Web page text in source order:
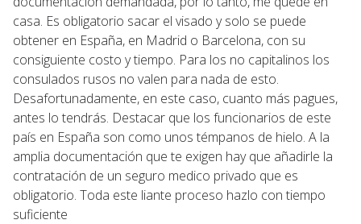
casa. Es obligatorio sacar el visado y solo se puede
obtener en España, en Madrid o Barcelona, con su
consiguiente costo y tiempo. Para los no capitalinos los
consulados rusos no valen para nada de esto.
Desafortunadamente, en este caso, cuanto más pagues,
antes lo tendrás. Destacar que los funcionarios de este
país en España son como unos témpanos de hielo. A la
amplia documentación que te exigen hay que añadirle la
contratación de un seguro medico privado que es
obligatorio. Toda este liante proceso hazlo con tiempo
suficiente